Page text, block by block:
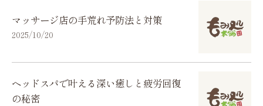
マッサージ店の手荒れ予防法と対策
2025/10/20
ヘッドスパで叶える深い癒しと疲労回復
の秘密